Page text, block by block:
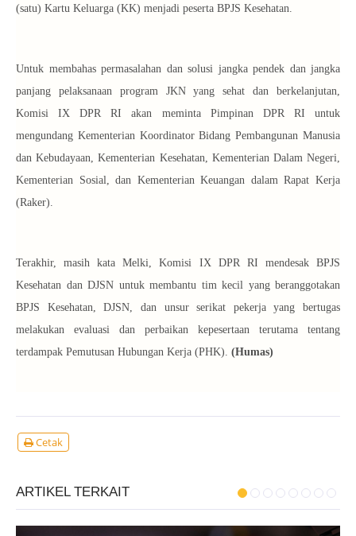
(satu) Kartu Keluarga (KK) menjadi peserta BPJS Kesehatan.
Untuk membahas permasalahan dan solusi jangka pendek dan jangka
panjang pelaksanaan program JKN yang sehat dan berkelanjutan,
Komisi IX DPR RI akan meminta Pimpinan DPR RI untuk
mengundang Kementerian Koordinator Bidang Pembangunan Manusia
dan Kebudayaan, Kementerian Kesehatan, Kementerian Dalam Negeri,
Kementerian Sosial, dan Kementerian Keuangan dalam Rapat Kerja
(Raker).
Terakhir, masih kata Melki, Komisi IX DPR RI mendesak BPJS
Kesehatan dan DJSN untuk membantu tim kecil yang beranggotakan
BPJS Kesehatan, DJSN, dan unsur serikat pekerja yang bertugas
melakukan evaluasi dan perbaikan kepesertaan terutama tentang
terdampak Pemutusan Hubungan Kerja (PHK). (Humas)
Cetak
ARTIKEL TERKAIT